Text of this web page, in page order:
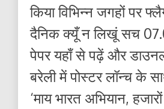
किया विभिन्न जगहों पर
दैनिक क्यूँ न लिखूं सच
पेपर यहाँ से पढ़ें और
बरेली में पोस्टर लॉन्च के
‘माय भारत अभियान,